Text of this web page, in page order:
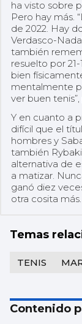
ha visto sobre
Pero hay más.
de 2022. Hay
Verdasco-
también
resuelto por
bien
mentalmente
ver buen
Y en cuanto a
difícil que el
hombres y
también
alternativa de
a matizar.
ganó diez
otra cosita más.
Temas
TENIS
Contenido